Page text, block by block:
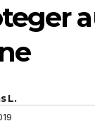
L.